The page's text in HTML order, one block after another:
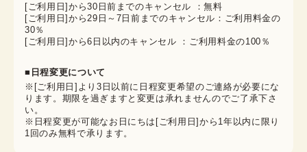
[ご利用日]から30日前までのキャンセル ：無料
[ご利用日]から29日～7日前までのキャンセル：ご利用料金の
30％
[ご利用日]から6日以内のキャンセル ：ご利用料金の100％
■日程変更について
※[ご利用日]より3日以前に日程変更希望のご連絡が必要にな
ります。期限を過ぎますと変更は承れませんのでご了承下さ
い。
※日程変更が可能なお日にちは[ご利用日]から1年以内に限り
1回のみ無料で承ります。